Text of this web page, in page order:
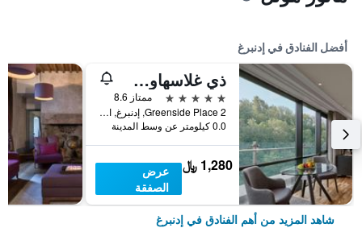
أفضل الفنادق في إدنبرغ
ذي غلاسهاوس، أوتوغراف كولكشن
5 نجوم
ممتاز 8.6
2 Greenside Place, إدنبرغ, المملكة المتحدة
0.0 كيلومتر عن وسط المدينة
1,280 ﷼
عرض
الصفقة
شاهد المزيد من أهم الفنادق في إدنبرغ